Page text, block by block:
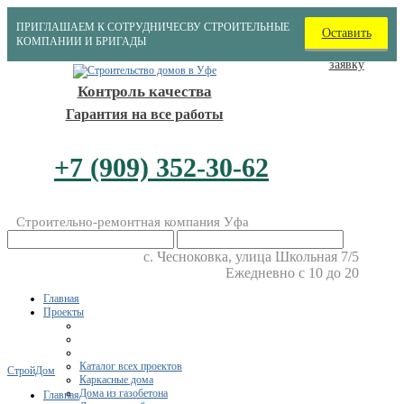
ПРИГЛАШАЕМ К СОТРУДНИЧЕСВУ СТРОИТЕЛЬНЫЕ
КОМПАНИИ И БРИГАДЫ
Оставить
заявку
Контроль качества
Гарантия на все работы
+7 (909) 352-30-62
Строительно-ремонтная компания Уфа
​с. Чесноковка, улица Школьная 7/5
Ежедневно с 10 до 20
Главная
Проекты
Каталог всех проектов
Каркасные дома
Дома из газобетона
СтройДом
Главная